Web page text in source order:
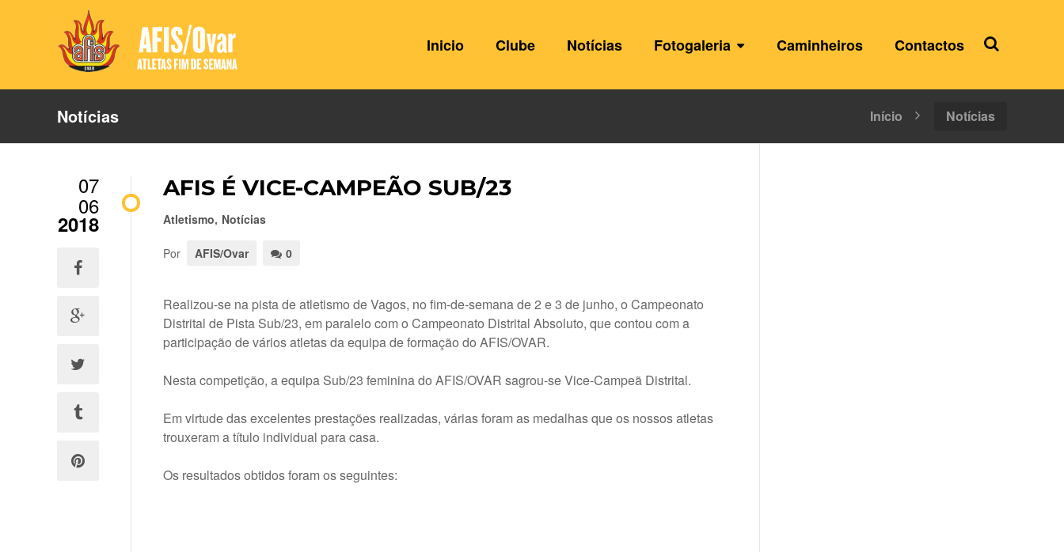
Inicio Clube Notícias Fotogaleria Caminheiros Contactos
Notícias Início Notícias
07
06
2018
AFIS É VICE-CAMPEÃO SUB/23
Atletismo, Notícias
Por AFIS/Ovar 0
Realizou-se na pista de atletismo de Vagos, no fim-de-semana de 2 e 3 de junho, o Campeonato
Distrital de Pista Sub/23, em paralelo com o Campeonato Distrital Absoluto, que contou com a
participação de vários atletas da equipa de formação do AFIS/OVAR.
Nesta competição, a equipa Sub/23 feminina do AFIS/OVAR sagrou-se Vice-Campeã Distrital.
Em virtude das excelentes prestações realizadas, várias foram as medalhas que os nossos atletas
trouxeram a título individual para casa.
Os resultados obtidos foram os seguintes: